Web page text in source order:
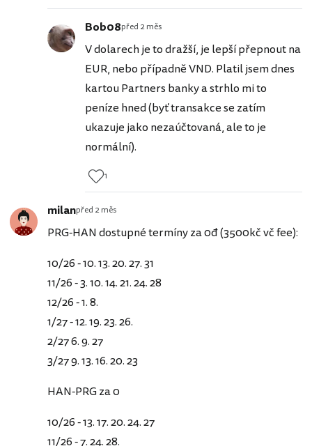
Bob08před 2 měs
V dolarech je to dražší, je lepší přepnout na
EUR, nebo případně VND. Platil jsem dnes
kartou Partners banky a strhlo mi to
peníze hned (byť transakce se zatím
ukazuje jako nezaúčtovaná, ale to je
normální).
1
milanpřed 2 měs
PRG-HAN dostupné termíny za 0đ (3500kč vč fee):
10/26 - 10. 13. 20. 27. 31
11/26 - 3. 10. 14. 21. 24. 28
12/26 - 1. 8.
1/27 - 12. 19. 23. 26.
2/27 6. 9. 27
3/27 9. 13. 16. 20. 23
HAN-PRG za 0
10/26 - 13. 17. 20. 24. 27
11/26 - 7. 24. 28.